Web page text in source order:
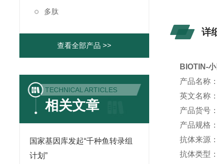
多肽
查看全部产品 >>
TECHNICAL ARTICLES
相关文章
国家基因库发起“千种鱼转录组
计划”
详
BIOTIN-
产品名称
英文名称
产品货号
产品规格
抗体来源
抗体类型